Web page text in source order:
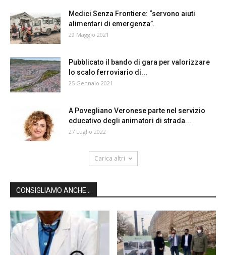
Medici Senza Frontiere: “servono aiuti
alimentari di emergenza”.
29 Maggio 2021
Pubblicato il bando di gara per valorizzare
lo scalo ferroviario di...
25 Gennaio 2021
A Povegliano Veronese parte nel servizio
educativo degli animatori di strada...
27 Luglio 2022
Carica altri
CONSIGLIAMO ANCHE...